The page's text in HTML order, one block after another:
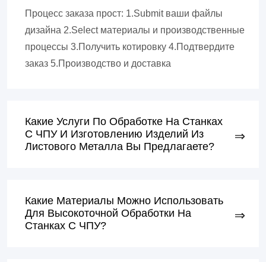
Процесс заказа прост: 1.Submit ваши файлы
дизайна 2.Select материалы и производственные
процессы 3.Получить котировку 4.Подтвердите
заказ 5.Производство и доставка
Какие Услуги По Обработке На Станках
С ЧПУ И Изготовлению Изделий Из
Листового Металла Вы Предлагаете?
Какие Материалы Можно Использовать
Для Высокоточной Обработки На
Станках С ЧПУ?